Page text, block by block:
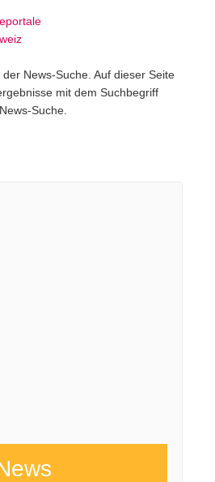
News-Suche. Auf dieser Seite
mit dem Suchbegriff
Suche.